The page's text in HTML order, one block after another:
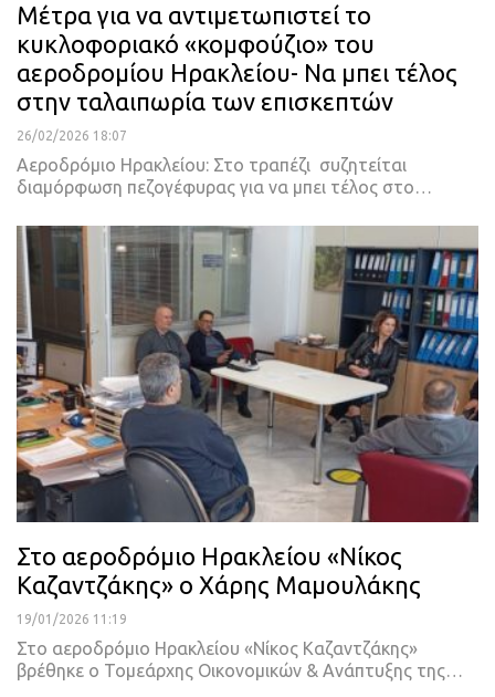
Μέτρα για να αντιμετωπιστεί το
κυκλοφοριακό «κομφούζιο» του
αεροδρομίου Ηρακλείου- Να μπει τέλος
στην ταλαιπωρία των επισκεπτών
26/02/2026 18:07
Αεροδρόμιο Ηρακλείου: Στο τραπέζι συζητείται
διαμόρφωση πεζογέφυρας για να μπει τέλος στο…
Στο αεροδρόμιο Ηρακλείου «Νίκος
Καζαντζάκης» ο Χάρης Μαμουλάκης
19/01/2026 11:19
Στο αεροδρόμιο Ηρακλείου «Νίκος Καζαντζάκης»
βρέθηκε ο Τομεάρχης Οικονομικών & Ανάπτυξης της…